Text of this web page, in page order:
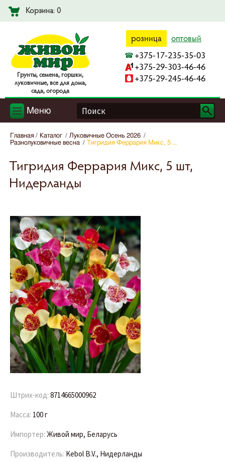
Корзина: 0
Гpyнты, ceмeнa, гopшки,
лyкoвичныe, вce для дoмa,
caдa, oгopoдa
розница оптовый
+375-17-235-35-03
+375-29-303-46-46
+375-29-245-46-46
Меню
Главная Каталог
Луковичные Осень 2026
Разнолуковичные весна
Тигридия Феррария Микс, 5 ...
Тигридия Феррария Микс, 5 шт,
Нидерланды
Штрих-код: 8714665000962
Масса: 100 г
Импортер: Живой мир, Беларусь
Производитель: Kebol B.V., Нидерланды